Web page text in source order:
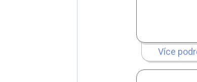
Více